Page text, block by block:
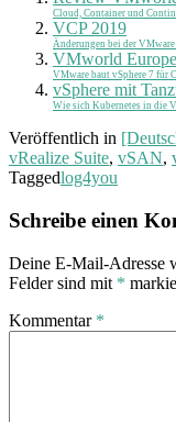
Cloud, Container und
VCP 2019
Änderungen bei der
VMworld
VMware baut vSphere 7 für
vSphere mit
Wie sich Kubernetes in die
Veröffentlich in
vRealize Suite, vSAN,
Taggedlog4you
Schreibe einen
Deine E-Mail-Adresse
Felder sind mit *
Kommentar *